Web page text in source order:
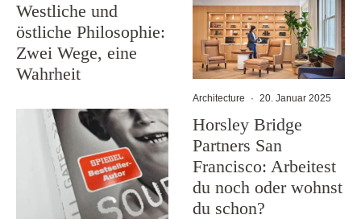
Westliche und
östliche Philosophie:
Zwei Wege, eine
Wahrheit
Architecture · 20. Januar 2025
Horsley Bridge
Partners San
Francisco: Arbeitest
du noch oder wohnst
du schon?